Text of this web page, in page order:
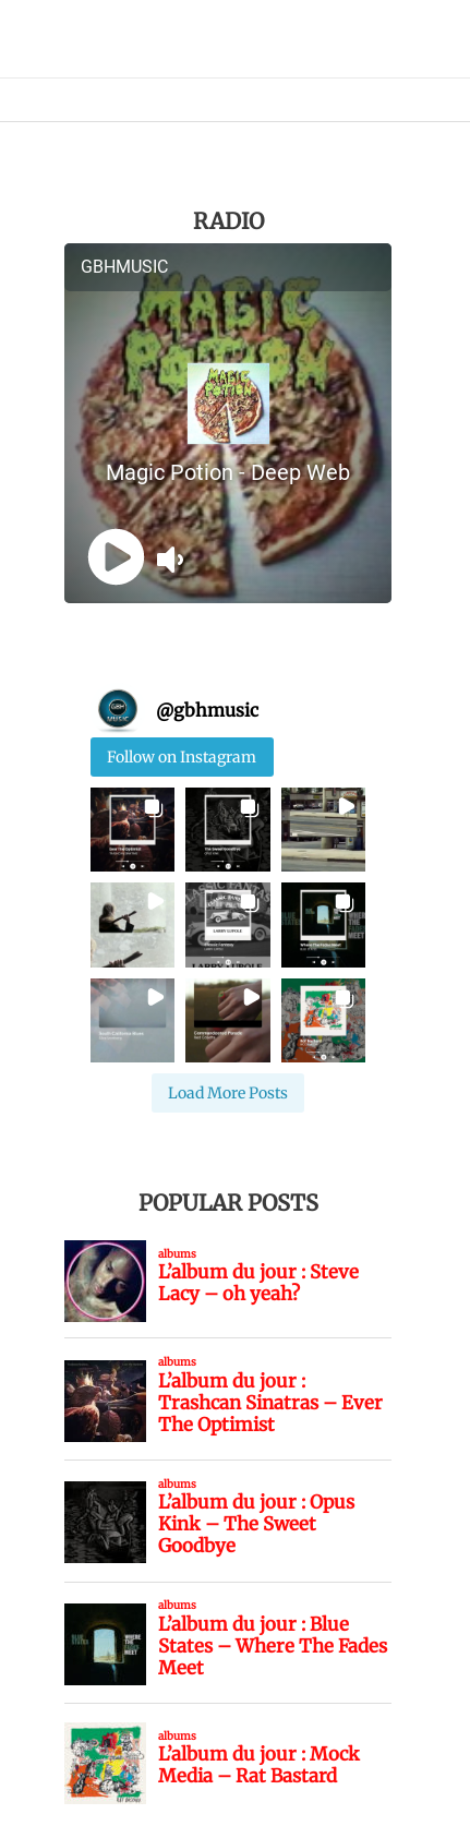
RADIO
@gbhmusic
Follow on Instagram
Load More Posts
POPULAR POSTS